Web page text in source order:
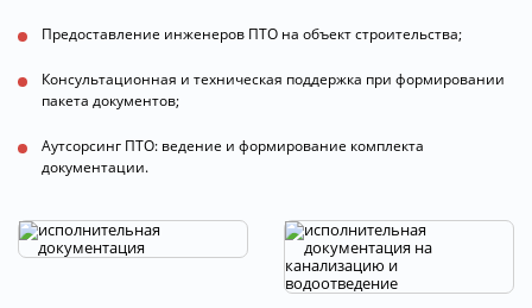
Предоставление инженеров ПТО на объект строительства;
Консультационная и техническая поддержка при формировании
пакета документов;
Аутсорсинг ПТО: ведение и формирование комплекта
документации.